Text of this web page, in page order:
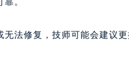
修复，技师可能会建议更